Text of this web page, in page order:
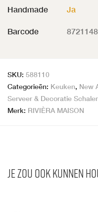
Handmade Ja
Barcode
SKU: 588110
Categorieën: Keuken, New
Serveer & Decoratie
Merk: RIVIÈRA MAISON
Je zou ook kunnen